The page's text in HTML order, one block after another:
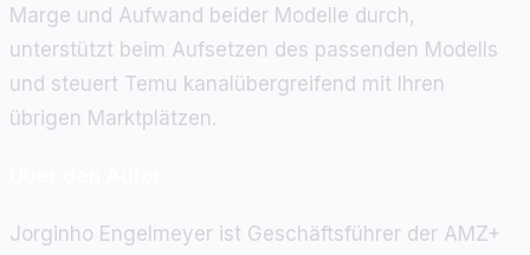
Marge und Aufwand beider Modelle durch,
unterstützt beim Aufsetzen des passenden Modells
und steuert Temu kanalübergreifend mit Ihren
übrigen Marktplätzen.
Jorginho Engelmeyer ist Geschäftsführer der AMZ+